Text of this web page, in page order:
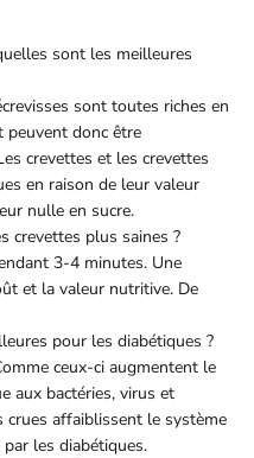
sont les meilleures
sont toutes riches en
peuvent donc être
crevettes et les crevettes
en raison de leur valeur
nulle en sucre.
crevettes plus saines ?
3-4 minutes. Une
et la valeur nutritive. De
pour les diabétiques ?
ceux-ci augmentent le
aux bactéries, virus et
crues affaiblissent le système
les diabétiques.